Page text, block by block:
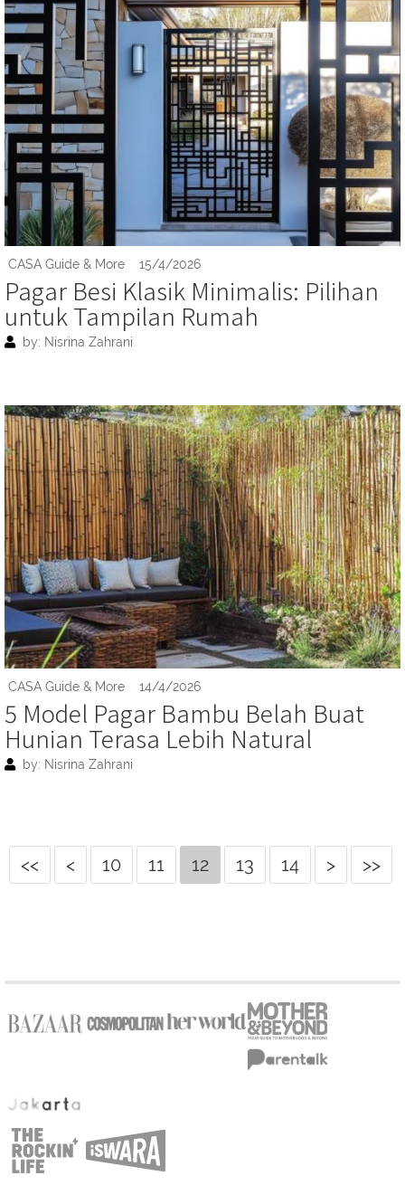
CASA Guide & More 15/4/2026
Pagar Besi Klasik Minimalis: Pilihan
untuk Tampilan Rumah
by: Nisrina Zahrani
CASA Guide & More 14/4/2026
5 Model Pagar Bambu Belah Buat
Hunian Terasa Lebih Natural
by: Nisrina Zahrani
<< < 10 11 12 13 14 > >>